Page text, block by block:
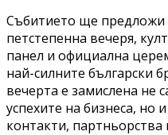
Събитието ще предложи
петстепенна вечеря,
панел и официална
най-силните български
вечерта е замислена не
успехите на бизнеса, но
контакти,